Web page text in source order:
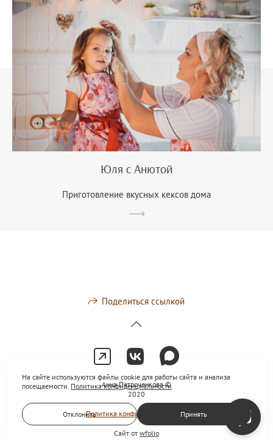
Юля с Анютой
Приготовление вкусных кексов дома
Поделиться ссылкой
Анна Петроченкова ©
2020
Политика конфиденциальности
Сайт от wfolio
На сайте используются файлы cookie для работы сайта и анализа
посещаемости. Политика конфиденциальности
Отклонить Принять